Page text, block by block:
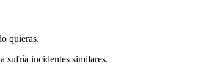
quieras.
sufría incidentes similares.